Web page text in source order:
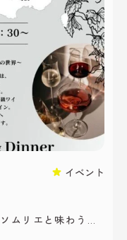
イベント
ムリエと味わうブ